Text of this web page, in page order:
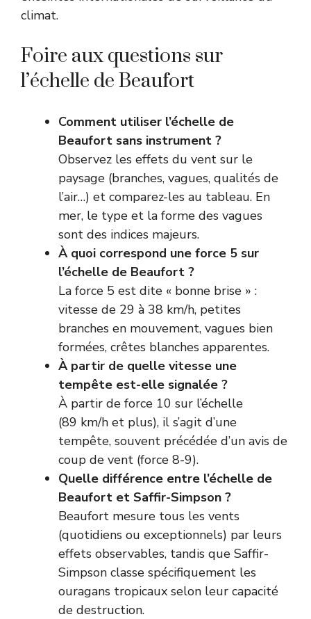
climat.
Foire aux questions sur
l’échelle de Beaufort
Comment utiliser l’échelle de
Beaufort sans instrument ?
Observez les effets du vent sur le
paysage (branches, vagues, qualités de
l’air…) et comparez-les au tableau. En
mer, le type et la forme des vagues
sont des indices majeurs.
À quoi correspond une force 5 sur
l’échelle de Beaufort ?
La force 5 est dite « bonne brise » :
vitesse de 29 à 38 km/h, petites
branches en mouvement, vagues bien
formées, crêtes blanches apparentes.
À partir de quelle vitesse une
tempête est-elle signalée ?
À partir de force 10 sur l’échelle
(89 km/h et plus), il s’agit d’une
tempête, souvent précédée d’un avis de
coup de vent (force 8-9).
Quelle différence entre l’échelle de
Beaufort et Saffir-Simpson ?
Beaufort mesure tous les vents
(quotidiens ou exceptionnels) par leurs
effets observables, tandis que Saffir-
Simpson classe spécifiquement les
ouragans tropicaux selon leur capacité
de destruction.